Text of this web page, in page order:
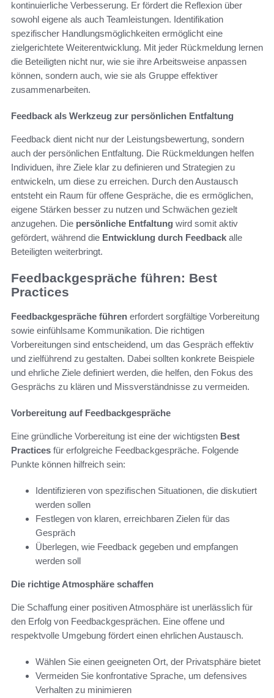
kontinuierliche Verbesserung. Er fördert die Reflexion über
sowohl eigene als auch Teamleistungen. Identifikation
spezifischer Handlungsmöglichkeiten ermöglicht eine
zielgerichtete Weiterentwicklung. Mit jeder Rückmeldung lernen
die Beteiligten nicht nur, wie sie ihre Arbeitsweise anpassen
können, sondern auch, wie sie als Gruppe effektiver
zusammenarbeiten.
Feedback als Werkzeug zur persönlichen Entfaltung
Feedback dient nicht nur der Leistungsbewertung, sondern
auch der persönlichen Entfaltung. Die Rückmeldungen helfen
Individuen, ihre Ziele klar zu definieren und Strategien zu
entwickeln, um diese zu erreichen. Durch den Austausch
entsteht ein Raum für offene Gespräche, die es ermöglichen,
eigene Stärken besser zu nutzen und Schwächen gezielt
anzugehen. Die persönliche Entfaltung wird somit aktiv
gefördert, während die Entwicklung durch Feedback alle
Beteiligten weiterbringt.
Feedbackgespräche führen: Best
Practices
Feedbackgespräche führen erfordert sorgfältige Vorbereitung
sowie einfühlsame Kommunikation. Die richtigen
Vorbereitungen sind entscheidend, um das Gespräch effektiv
und zielführend zu gestalten. Dabei sollten konkrete Beispiele
und ehrliche Ziele definiert werden, die helfen, den Fokus des
Gesprächs zu klären und Missverständnisse zu vermeiden.
Vorbereitung auf Feedbackgespräche
Eine gründliche Vorbereitung ist eine der wichtigsten Best
Practices für erfolgreiche Feedbackgespräche. Folgende
Punkte können hilfreich sein:
Identifizieren von spezifischen Situationen, die diskutiert
werden sollen
Festlegen von klaren, erreichbaren Zielen für das
Gespräch
Überlegen, wie Feedback gegeben und empfangen
werden soll
Die richtige Atmosphäre schaffen
Die Schaffung einer positiven Atmosphäre ist unerlässlich für
den Erfolg von Feedbackgesprächen. Eine offene und
respektvolle Umgebung fördert einen ehrlichen Austausch.
Wählen Sie einen geeigneten Ort, der Privatsphäre bietet
Vermeiden Sie konfrontative Sprache, um defensives
Verhalten zu minimieren